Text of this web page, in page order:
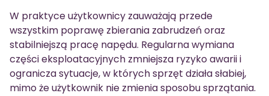
W praktyce użytkownicy zauważają przede
wszystkim poprawę zbierania zabrudzeń oraz
stabilniejszą pracę napędu. Regularna wymiana
części eksploatacyjnych zmniejsza ryzyko awarii i
ogranicza sytuacje, w których sprzęt działa słabiej,
mimo że użytkownik nie zmienia sposobu sprzątania.